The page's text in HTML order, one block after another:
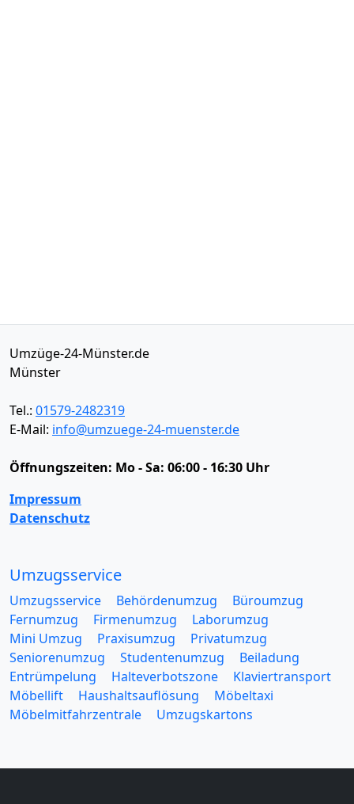
Umzüge-24-Münster.de
Münster
Tel.: 01579-2482319
E-Mail: info@umzuege-24-muenster.de
Öffnungszeiten: Mo - Sa: 06:00 - 16:30 Uhr
Impressum
Datenschutz
Umzugsservice
Umzugsservice Behördenumzug
Büroumzug
Fernumzug
Firmenumzug
Laborumzug
Mini Umzug
Praxisumzug
Privatumzug
Seniorenumzug
Studentenumzug
Beiladung
Entrümpelung
Halteverbotszone
Klaviertransport
Möbellift
Haushaltsauflösung
Möbeltaxi
Möbelmitfahrzentrale
Umzugskartons